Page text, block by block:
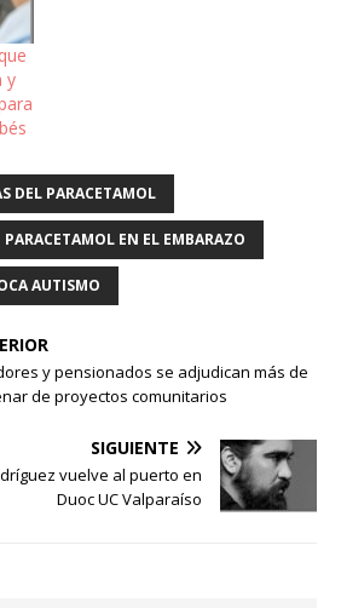
y
DEL PARACETAMOL
PARACETAMOL EN EL EMBARAZO
AUTISMO
y pensionados se adjudican más de
de proyectos comunitarios
SIGUIENTE
vuelve al puerto en
Duoc UC Valparaíso